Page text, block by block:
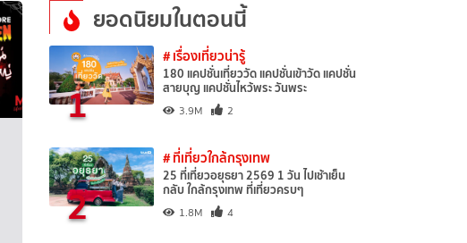
ยอดนิยมในตอนนี้
1
# เรื่องเที่ยวน่ารู้
180 แคปชั่นเที่ยววัด แคปชั่นเข้าวัด แคปชั่น
สายบุญ แคปชั่นไหว้พระ วันพระ
3.9M 2
2
# ที่เที่ยวใกล้กรุงเทพ
25 ที่เที่ยวอยุธยา 2569 1 วัน ไปเช้าเย็น
กลับ ใกล้กรุงเทพ ที่เที่ยวครบๆ
1.8M 4